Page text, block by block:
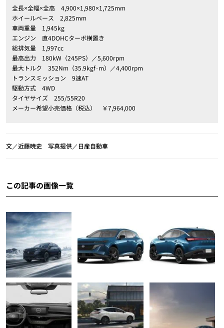
全長×全幅×全高 4,900×1,980×1,725mm
ホイールベース 2,825mm
車両重量 1,945kg
エンジン 直4DOHCターボ横置き
総排気量 1,997cc
最高出力 180kW（245PS）／5,600rpm
最大トルク 352Nm（35.9kgf･m）／4,400rpm
トランスミッション 9速AT
駆動方式 4WD
タイヤサイズ 255/55R20
メーカー希望小売価格（税込） ￥7,964,000
文／近藤暁史 写真提供／日産自動車
この記事の画像一覧